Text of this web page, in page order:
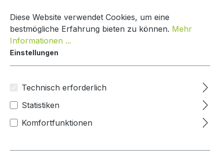
Paketkasten Nature Line
Mypaketkasten
Bildergalerie überspringen
Diese Website verwendet Cookies, um eine
bestmögliche Erfahrung bieten zu können. Mehr
Informationen ...
Einstellungen
Technisch erforderlich
Statistiken
Komfortfunktionen